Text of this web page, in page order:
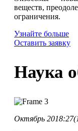
веществ,
ограничения.
Узнайте больше
Оставить заявку
Наука
Октябрь